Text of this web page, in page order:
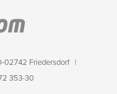
02742 Friedersdorf
353-30